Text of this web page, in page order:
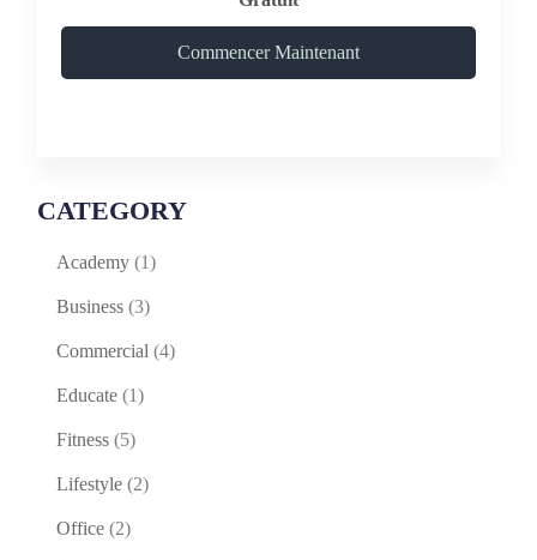
Commencer Maintenant
CATEGORY
Academy (1)
Business (3)
Commercial (4)
Educate (1)
Fitness (5)
Lifestyle (2)
Office (2)